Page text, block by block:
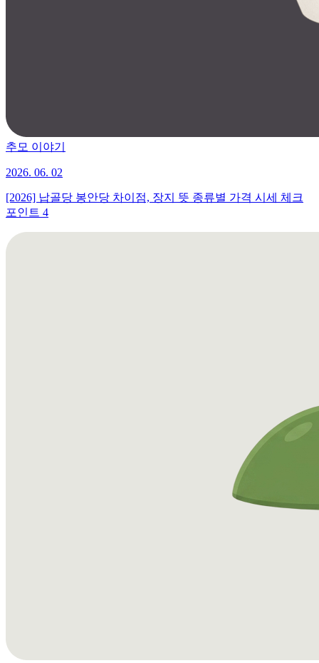
추모 이야기
2026. 06. 02
[2026] 납골당 봉안당 차이점, 장지 뜻 종류별 가격 시세 체크
포인트 4